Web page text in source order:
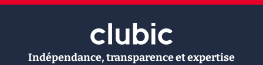
Indépendance, transparence et expertise